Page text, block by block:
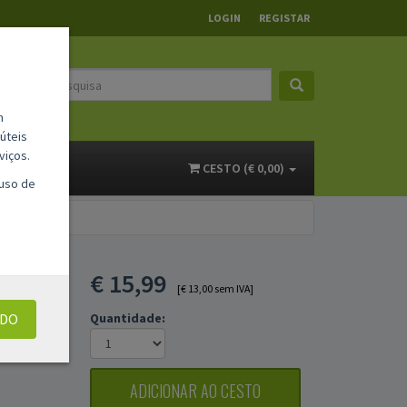
LOGIN REGISTAR
CESTO (€ 0,00)
€ 15,99 [€ 13,00 sem IVA]
Quantidade:
ADICIONAR AO CESTO
de